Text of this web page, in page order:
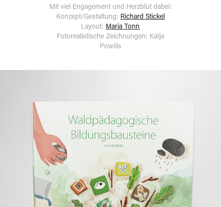
Mit viel Engagement und Herzblut dabei:
Konzept/Gestaltung: Richard Stickel
Layout: Maria Tonn
Fotorealistische Zeichnungen: Katja
Powilis